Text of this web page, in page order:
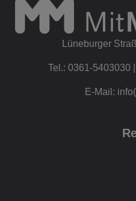
Lüneburger
Tel.: 0361-5403030
E-Mail: